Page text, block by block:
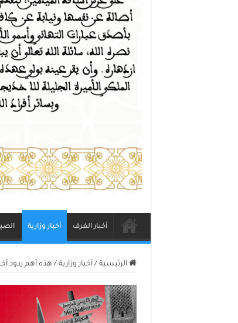
أخبار الغرف أخبار وزارية
الرئيسية / أخبار وزارية / هذه أهم ردود